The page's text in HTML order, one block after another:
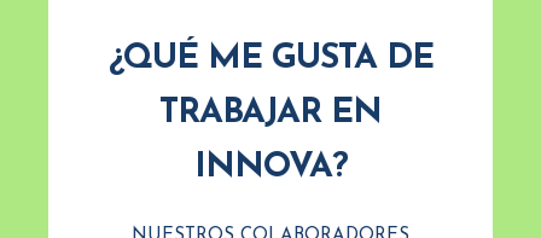
¿QUÉ ME GUSTA DE
TRABAJAR EN
INNOVA?